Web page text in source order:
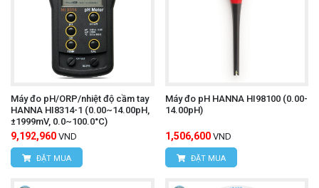
Máy đo pH/ORP/nhiệt độ cầm tay
HANNA HI8314-1 (0.00~14.00pH,
±1999mV, 0.0~100.0°C)
9,192,960 VND
ĐẶT MUA
Máy đo pH HANNA HI98100 (0.00-
14.00pH)
1,506,600 VND
ĐẶT MUA